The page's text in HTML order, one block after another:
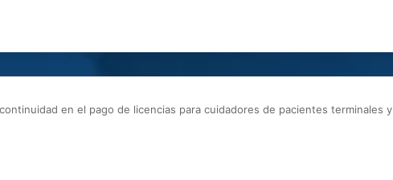
en el pago de licencias para cuidadores de pacientes terminales y